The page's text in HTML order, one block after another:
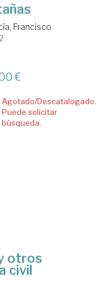
Francisco
€
Agotado/Descatalogado.
Puede solicitar
búsqueda.
otros
civil